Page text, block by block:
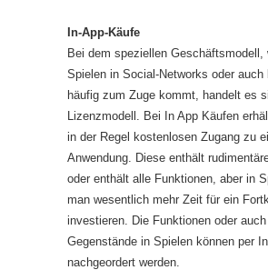
In-App-Käufe
Bei dem speziellen Geschäftsmodell,
Spielen in Social-Networks oder auch
häufig zum Zuge kommt, handelt es
Lizenzmodell. Bei In App Käufen
in der Regel kostenlosen Zugang zu
Anwendung. Diese enthält
oder enthält alle Funktionen, aber in
man wesentlich mehr Zeit für ein
investieren. Die Funktionen oder
Gegenstände in Spielen können per
nachgeordert werden.